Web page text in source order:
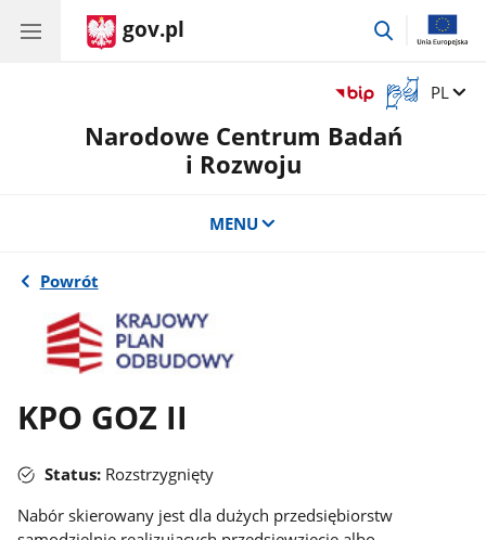
gov.pl
przejdź
Otwórz
okno
z
Zmień
PL
Narodowe Centrum Badań
i Rozwoju
MENU
Powrót
KPO GOZ II
Status: Rozstrzygnięty
Nabór skierowany jest dla dużych przedsiębiorstw